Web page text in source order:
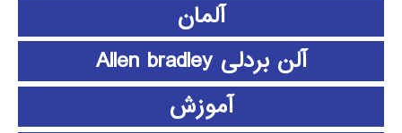
آلمان
آلن بردلی Allen bradley
آموزش